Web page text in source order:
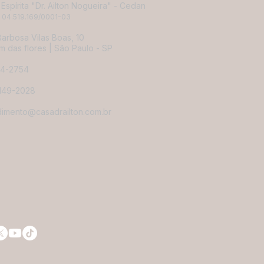
"Dr. Ailton Nogueira" - Cedan
04.519.169/0001-03
Vilas Boas, 10
das flores | São Paulo - SP
2754
2028